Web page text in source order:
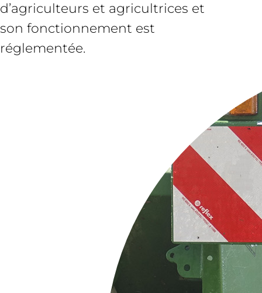
d’agriculteurs et agricultrices et
son fonctionnement est
réglementée.